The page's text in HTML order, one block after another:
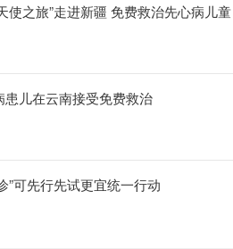
使之旅”走进新疆 免费救治先心病儿童
儿在云南接受免费救治
”可先行先试更宜统一行动